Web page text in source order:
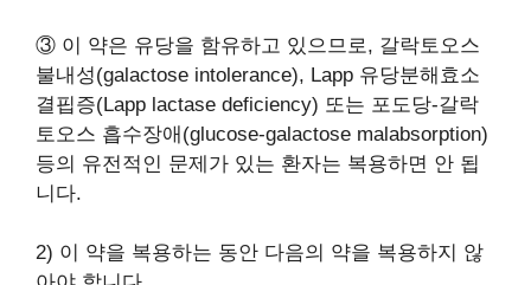
③ 이 약은 유당을 함유하고 있으므로, 갈락토오스
불내성(galactose intolerance), Lapp 유당분해효소
결핍증(Lapp lactase deficiency) 또는 포도당-갈락
토오스 흡수장애(glucose-galactose malabsorption)
등의 유전적인 문제가 있는 환자는 복용하면 안 됩
니다.
2) 이 약을 복용하는 동안 다음의 약을 복용하지 않